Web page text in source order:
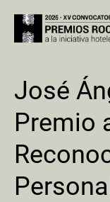
José
Premio